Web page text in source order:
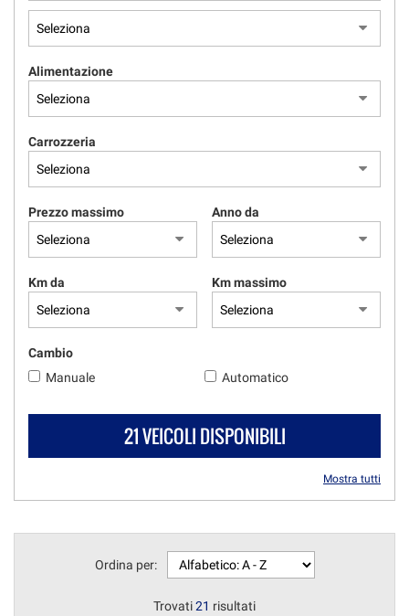
Alimentazione
Carrozzeria
Prezzo massimo Anno da
Km da Km massimo
Cambio
Manuale
Automatico
21 VEICOLI DISPONIBILI
Mostra tutti
Ordina per:
Trovati21 risultati